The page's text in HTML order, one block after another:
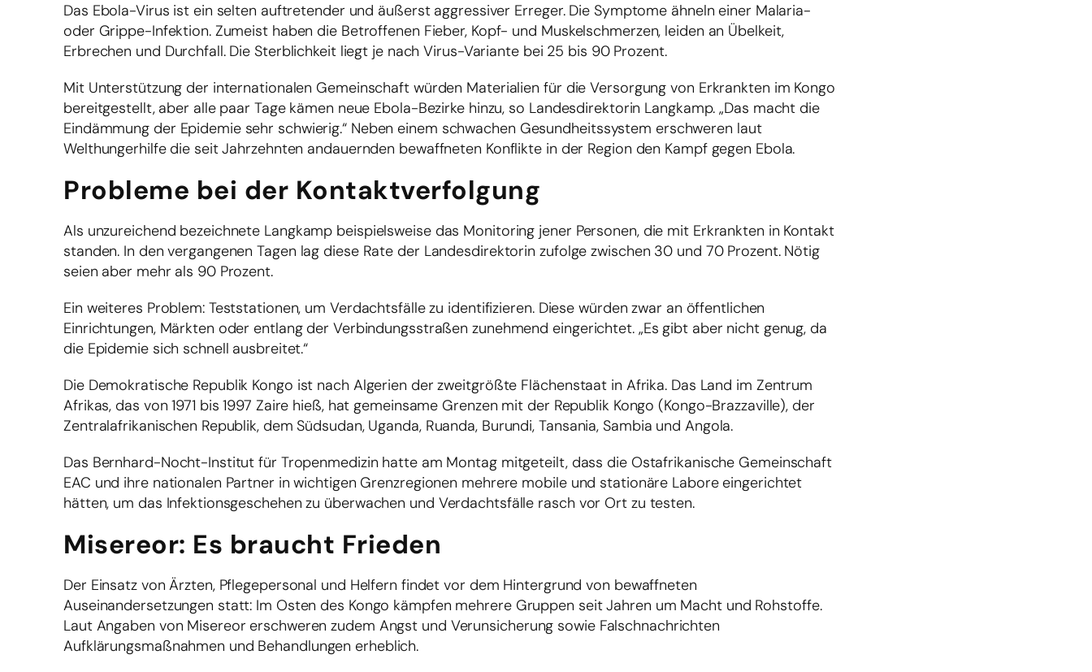
Das Ebola-Virus ist ein selten auftretender und äußerst aggressiver Erreger. Die Symptome ähneln einer Malaria-
oder Grippe-Infektion. Zumeist haben die Betroffenen Fieber, Kopf- und Muskelschmerzen, leiden an Übelkeit,
Erbrechen und Durchfall. Die Sterblichkeit liegt je nach Virus-Variante bei 25 bis 90 Prozent.
Mit Unterstützung der internationalen Gemeinschaft würden Materialien für die Versorgung von Erkrankten im Kongo
bereitgestellt, aber alle paar Tage kämen neue Ebola-Bezirke hinzu, so Landesdirektorin Langkamp. „Das macht die
Eindämmung der Epidemie sehr schwierig.“ Neben einem schwachen Gesundheitssystem erschweren laut
Welthungerhilfe die seit Jahrzehnten andauernden bewaffneten Konflikte in der Region den Kampf gegen Ebola.
Probleme bei der Kontaktverfolgung
Als unzureichend bezeichnete Langkamp beispielsweise das Monitoring jener Personen, die mit Erkrankten in Kontakt
standen. In den vergangenen Tagen lag diese Rate der Landesdirektorin zufolge zwischen 30 und 70 Prozent. Nötig
seien aber mehr als 90 Prozent.
Ein weiteres Problem: Teststationen, um Verdachtsfälle zu identifizieren. Diese würden zwar an öffentlichen
Einrichtungen, Märkten oder entlang der Verbindungsstraßen zunehmend eingerichtet. „Es gibt aber nicht genug, da
die Epidemie sich schnell ausbreitet.“
Die Demokratische Republik Kongo ist nach Algerien der zweitgrößte Flächenstaat in Afrika. Das Land im Zentrum
Afrikas, das von 1971 bis 1997 Zaire hieß, hat gemeinsame Grenzen mit der Republik Kongo (Kongo-Brazzaville), der
Zentralafrikanischen Republik, dem Südsudan, Uganda, Ruanda, Burundi, Tansania, Sambia und Angola.
Das Bernhard-Nocht-Institut für Tropenmedizin hatte am Montag mitgeteilt, dass die Ostafrikanische Gemeinschaft
EAC und ihre nationalen Partner in wichtigen Grenzregionen mehrere mobile und stationäre Labore eingerichtet
hätten, um das Infektionsgeschehen zu überwachen und Verdachtsfälle rasch vor Ort zu testen.
Misereor: Es braucht Frieden
Der Einsatz von Ärzten, Pflegepersonal und Helfern findet vor dem Hintergrund von bewaffneten
Auseinandersetzungen statt: Im Osten des Kongo kämpfen mehrere Gruppen seit Jahren um Macht und Rohstoffe.
Laut Angaben von Misereor erschweren zudem Angst und Verunsicherung sowie Falschnachrichten
Aufklärungsmaßnahmen und Behandlungen erheblich.